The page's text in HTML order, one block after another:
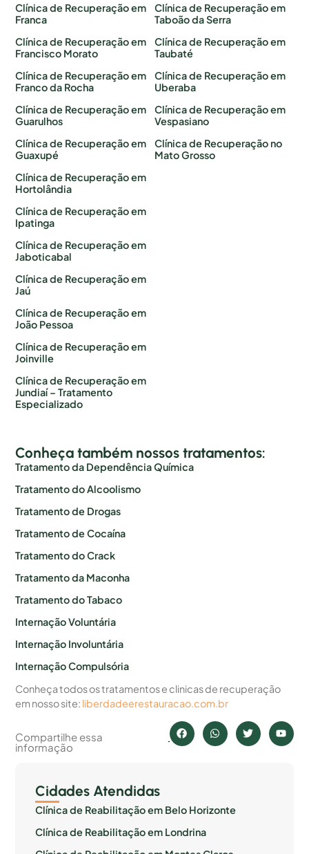
Clínica de Recuperação em
Franca
Clínica de Recuperação em
Francisco Morato
Clínica de Recuperação em
Franco da Rocha
Clínica de Recuperação em
Guarulhos
Clínica de Recuperação em
Guaxupé
Clínica de Recuperação em
Hortolândia
Clínica de Recuperação em
Ipatinga
Clínica de Recuperação em
Jaboticabal
Clínica de Recuperação em
Jaú
Clínica de Recuperação em
João Pessoa
Clínica de Recuperação em
Joinville
Clínica de Recuperação em
Jundiaí – Tratamento
Especializado
Clínica de Recuperação em
Taboão da Serra
Clínica de Recuperação em
Taubaté
Clínica de Recuperação em
Uberaba
Clínica de Recuperação em
Vespasiano
Clínica de Recuperação no
Mato Grosso
Conheça também nossos tratamentos:
Tratamento da Dependência Química
Tratamento do Alcoolismo
Tratamento de Drogas
Tratamento de Cocaína
Tratamento do Crack
Tratamento da Maconha
Tratamento do Tabaco
Internação Voluntária
Internação Involuntária
Internação Compulsória
Conheça todos os tratamentos e clinicas de recuperação
em nosso site: liberdadeerestauracao.com.br
Compartilhe essa
informação
Cidades Atendidas
Clínica de Reabilitação em Belo Horizonte
Clínica de Reabilitação em Londrina